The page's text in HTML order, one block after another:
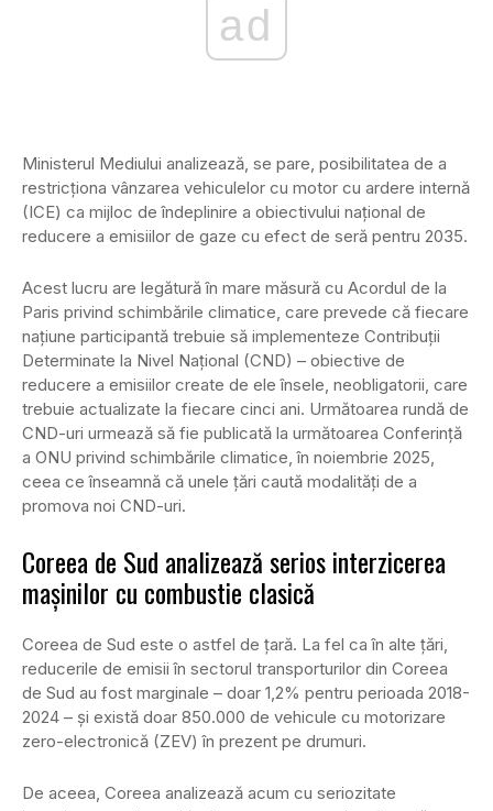
ad
Ministerul Mediului analizează, se pare, posibilitatea de a
restricționa vânzarea vehiculelor cu motor cu ardere internă
(ICE) ca mijloc de îndeplinire a obiectivului național de
reducere a emisiilor de gaze cu efect de seră pentru 2035.
Acest lucru are legătură în mare măsură cu Acordul de la
Paris privind schimbările climatice, care prevede că fiecare
națiune participantă trebuie să implementeze Contribuții
Determinate la Nivel Național (CND) – obiective de
reducere a emisiilor create de ele însele, neobligatorii, care
trebuie actualizate la fiecare cinci ani. Următoarea rundă de
CND-uri urmează să fie publicată la următoarea Conferință
a ONU privind schimbările climatice, în noiembrie 2025,
ceea ce înseamnă că unele țări caută modalități de a
promova noi CND-uri.
Coreea de Sud analizează serios interzicerea
mașinilor cu combustie clasică
Coreea de Sud este o astfel de țară. La fel ca în alte țări,
reducerile de emisii în sectorul transporturilor din Coreea
de Sud au fost marginale – doar 1,2% pentru perioada 2018-
2024 – și există doar 850.000 de vehicule cu motorizare
zero-electronică (ZEV) în prezent pe drumuri.
De aceea, Coreea analizează acum cu seriozitate